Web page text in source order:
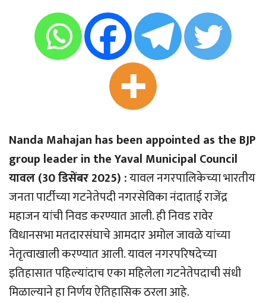
Nanda Mahajan has been appointed as the BJP
group leader in the Yaval Municipal Council
यावल (30 डिसेंबर 2025) :यावल नगरपालिकेच्या भारतीय
जनता पार्टीच्या गटनेतेपदी नगरसेविका नंदाताई राजेंद्र
महाजन यांची निवड करण्यात आली. ही निवड रावेर
विधानसभा मतदारसंघाचे आमदार अमोल जावळे यांच्या
नेतृत्वाखाली करण्यात आली. यावल नगरपरिषदेच्या
इतिहासात पहिल्यांदाच एका महिलेला गटनेतेपदाची संधी
मिळाल्याने हा निर्णय ऐतिहासिक ठरला आहे.